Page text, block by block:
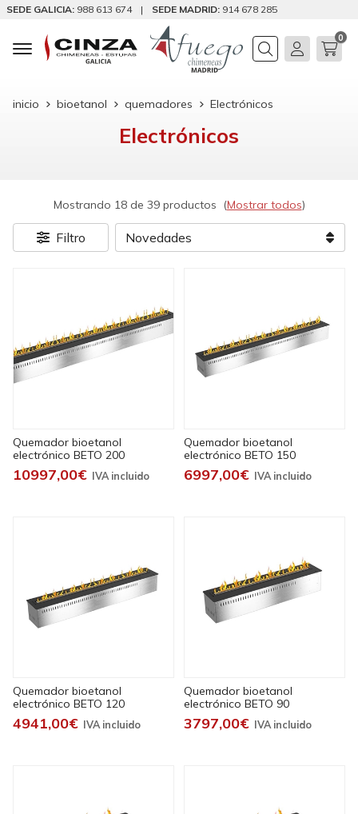
SEDE GALICIA: 988 613 674 | SEDE MADRID: 914 678 285
Buscar
0
inicio bioetanol quemadores Electrónicos
Electrónicos
Mostrando 18 de 39 productos (Mostrar todos)
Filtro
Quemador bioetanol
electrónico BETO 200
10997,00€
Quemador bioetanol
electrónico BETO 150
6997,00€
Quemador bioetanol
electrónico BETO 120
4941,00€
Quemador bioetanol
electrónico BETO 90
3797,00€